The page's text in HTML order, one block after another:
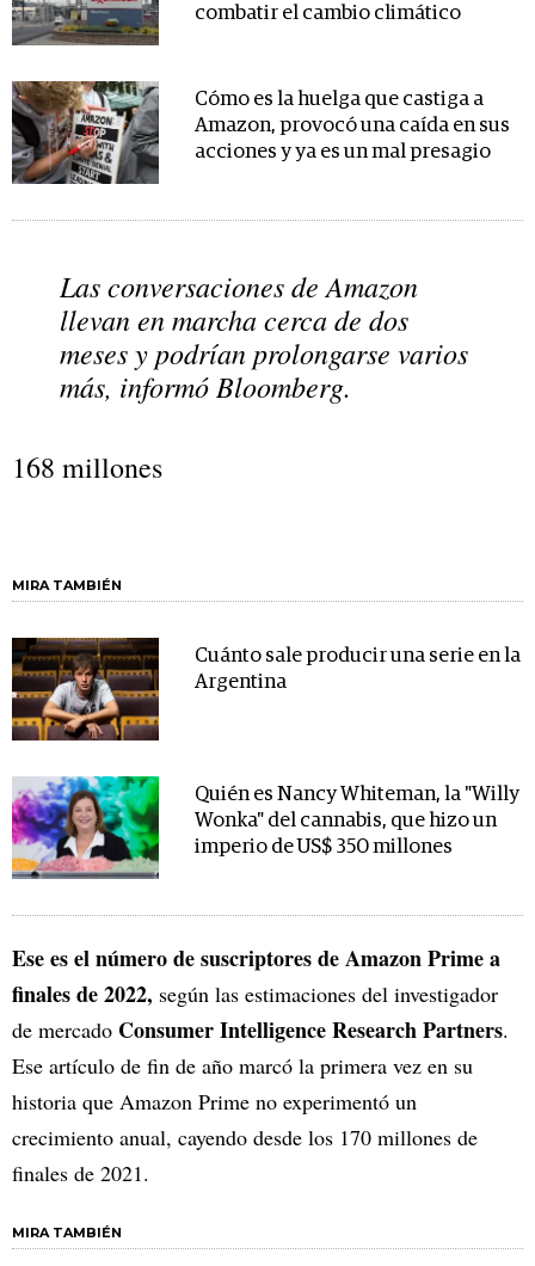
combatir el cambio climático
Cómo es la huelga que castiga a
Amazon, provocó una caída en sus
acciones y ya es un mal presagio
Las conversaciones de Amazon
llevan en marcha cerca de dos
meses y podrían prolongarse varios
más, informó Bloomberg.
168 millones
MIRA TAMBIÉN
Cuánto sale producir una serie en la
Argentina
Quién es Nancy Whiteman, la "Willy
Wonka" del cannabis, que hizo un
imperio de US$ 350 millones
Ese es el número de suscriptores de Amazon Prime a
finales de 2022, según las estimaciones del investigador
de mercado Consumer Intelligence Research Partners.
Ese artículo de fin de año marcó la primera vez en su
historia que Amazon Prime no experimentó un
crecimiento anual, cayendo desde los 170 millones de
finales de 2021.
MIRA TAMBIÉN